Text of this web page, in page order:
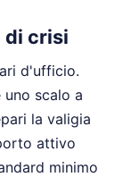
di crisi
d'ufficio.
scalo a
la valigia
attivo
minimo